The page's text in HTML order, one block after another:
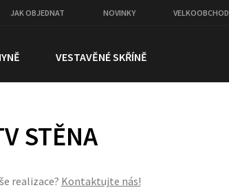
VESTAVĚNÉ SKŘÍNĚ
JAK OBJEDNAT NOVINKY VELKOOBCHOD
STĚNA
realizace? Kontaktujte nás!